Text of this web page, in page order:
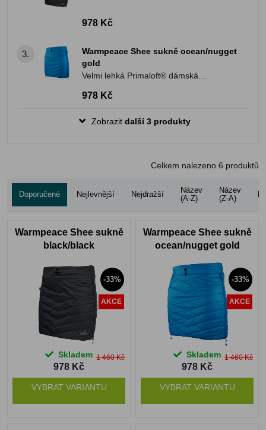
978 Kč
3.
Warmpeace Shee sukně ocean/nugget
gold
Velmi lehká Primaloft® dámská
zateplovací sukně
978 Kč
Zobrazit další 3 produkty
Celkem nalezeno 6 produktů
Doporučené Nejlevnější Nejdražší
Název
(A-Z)
Název
(Z-A)
Warmpeace Shee sukně
black/black
-33%
AKCE
Skladem 1 460 Kč
978 Kč
VYBRAT VARIANTU
Warmpeace Shee sukně
ocean/nugget gold
-33%
AKCE
Skladem 1 460 Kč
978 Kč
VYBRAT VARIANTU